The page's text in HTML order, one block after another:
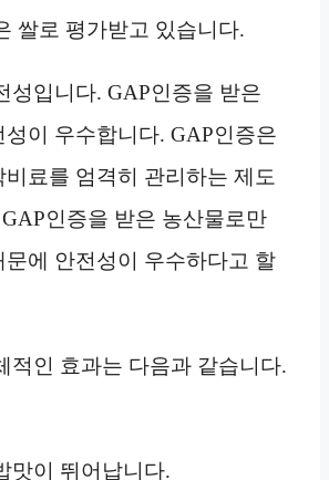
쌀로 평가받고 있습니다.
성입니다. GAP인증을 받은
이 우수합니다. GAP인증은
료를 엄격히 관리하는 제도
인증을 받은 농산물로만
문에 안전성이 우수하다고 할
적인 효과는 다음과 같습니다.
맛이 뛰어납니다.